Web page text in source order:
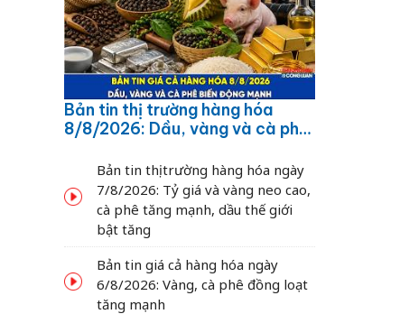
Bản tin thị trường hàng hóa
8/8/2026: Dầu, vàng và cà phê
Bản tin thị trường hàng hóa ngày
7/8/2026: Tỷ giá và vàng neo cao,
cà phê tăng mạnh, dầu thế giới
bật tăng
Bản tin giá cả hàng hóa ngày
6/8/2026: Vàng, cà phê đồng loạt
tăng mạnh